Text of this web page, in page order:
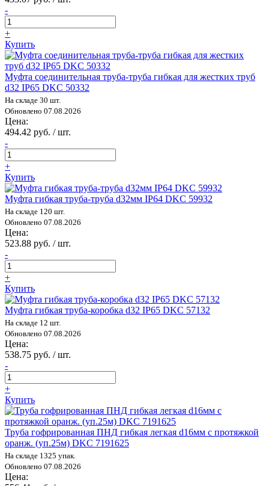
-
+
Купить
Муфта соединительная труба-труба гибкая для жестких труб
d32 IP65 DKC 50332
На складе 30 шт.
Обновлено 07.08.2026
Цена:
494.42 руб. / шт.
-
+
Купить
Муфта гибкая труба-труба d32мм IP64 DKC 59932
На складе 120 шт.
Обновлено 07.08.2026
Цена:
523.88 руб. / шт.
-
+
Купить
Муфта гибкая труба-коробка d32 IP65 DKC 57132
На складе 12 шт.
Обновлено 07.08.2026
Цена:
538.75 руб. / шт.
-
+
Купить
Труба гофрированная ПНД гибкая легкая d16мм с протяжкой
оранж. (уп.25м) DKC 7191625
На складе 1325 упак.
Обновлено 07.08.2026
Цена: